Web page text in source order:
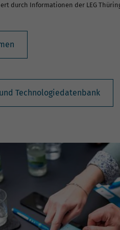
durch Informationen der LEG
Technologiedatenbank